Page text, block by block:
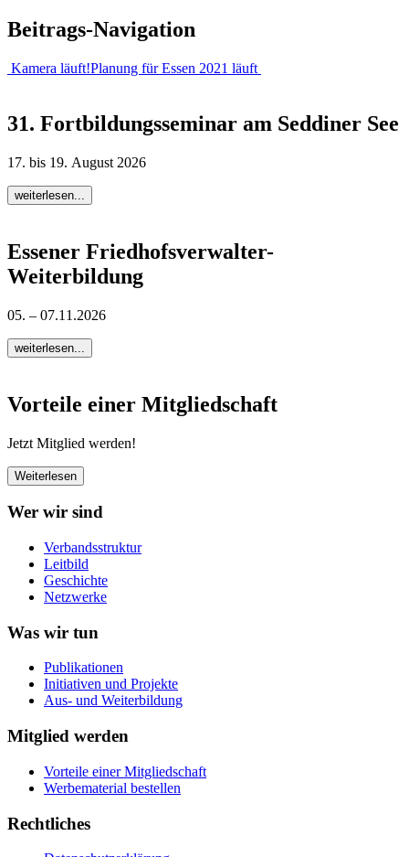
Beitrags-Navigation
Kamera läuft!Planung für Essen 2021 läuft
31. Fortbildungsseminar am Seddiner See
17. bis 19. August 2026
weiterlesen...
Essener Friedhofsverwalter-
Weiterbildung
05. – 07.11.2026
weiterlesen...
Vorteile einer Mitgliedschaft
Jetzt Mitglied werden!
Weiterlesen
Wer wir sind
Verbandsstruktur
Leitbild
Geschichte
Netzwerke
Was wir tun
Publikationen
Initiativen und Projekte
Aus- und Weiterbildung
Mitglied werden
Vorteile einer Mitgliedschaft
Werbematerial bestellen
Rechtliches